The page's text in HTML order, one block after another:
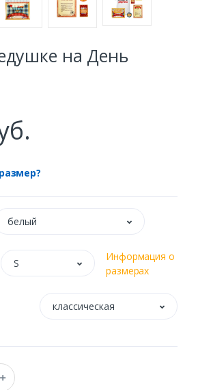
на День
белый
S
Информация о
размерах
классическая